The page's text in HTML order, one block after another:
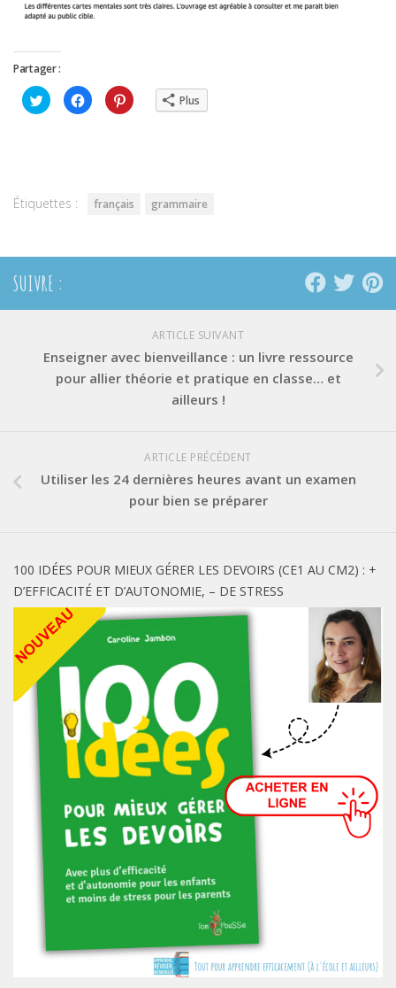
Partager :
Cliquez
pour
partager
Cliquez
pour
partager
Cliquez
pour Plus
Étiquettes : français grammaire
SUIVRE :
ARTICLE SUIVANT
Enseigner avec bienveillance : un livre ressource
pour allier théorie et pratique en classe… et
ailleurs !
ARTICLE PRÉCÉDENT
Utiliser les 24 dernières heures avant un examen
pour bien se préparer
100 IDÉES POUR MIEUX GÉRER LES DEVOIRS (CE1 AU CM2) : +
D’EFFICACITÉ ET D’AUTONOMIE, – DE STRESS